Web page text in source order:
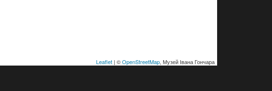
Leaflet | ©OpenStreetMap, Музей Івана Гончара